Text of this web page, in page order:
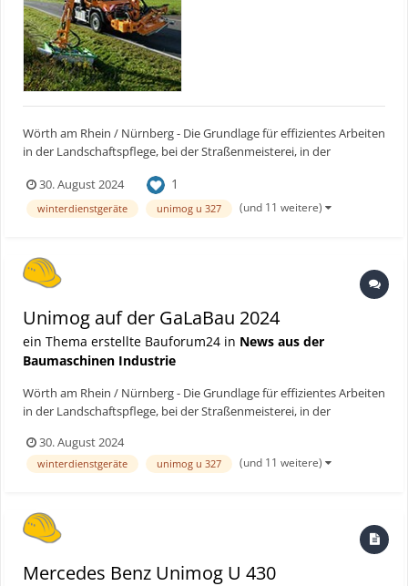
Wörth am Rhein / Nürnberg - Die Grundlage für effizientes Arbeiten
in der Landschaftspflege, bei der Straßenmeisterei, in der
Mit dem Unimog Geräteträger können vielseitige Aufgaben
professionell, effizient und ergonomisch erledigt w...
30. August 2024 1
winterdienstgeräte unimog u 327 (und 11 weitere)
Unimog auf der GaLaBau 2024
ein Thema erstellte Bauforum24 in News aus der
Baumaschinen Industrie
Wörth am Rhein / Nürnberg - Die Grundlage für effizientes Arbeiten
in der Landschaftspflege, bei der Straßenmeisterei, in der
Mit dem Unimog Geräteträger können vielseitige Aufgaben
professionell, effizient und ergonomisch erledigt w...
30. August 2024
winterdienstgeräte unimog u 327 (und 11 weitere)
Mercedes Benz Unimog U 430